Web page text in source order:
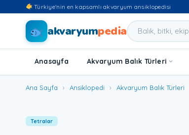
Türkiye'nin en kapsamlı akvaryum ansiklopedisi
akvaryumpedia
Anasayfa Akvaryum Balık Türleri
Ana Sayfa › Ansiklopedi › Akvaryum Balık Türleri
Tetralar